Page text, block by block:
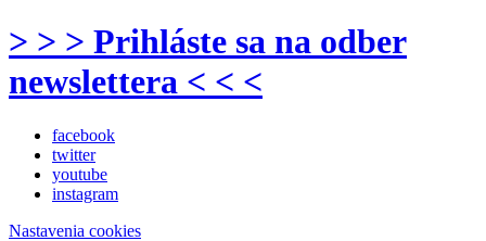
> > > Prihláste sa na odber
newslettera < < <
facebook
twitter
youtube
instagram
Nastavenia cookies